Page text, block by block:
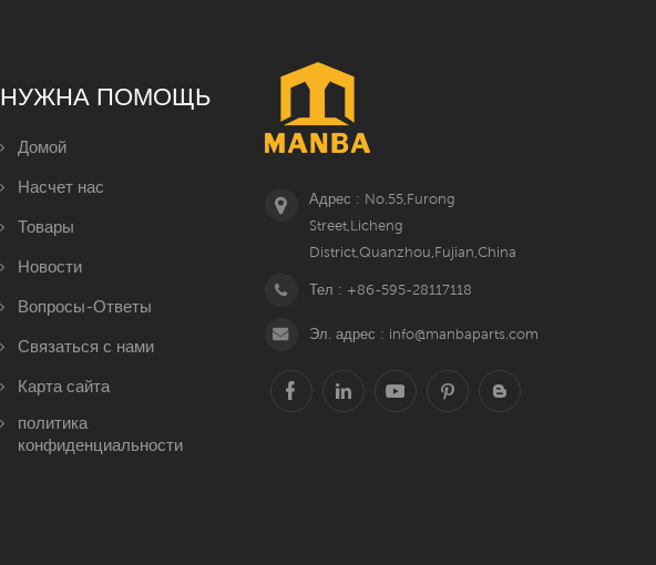
НУЖНА ПОМОЩЬ
Домой
Насчет нас
Товары
Новости
Вопросы-Ответы
Связаться с нами
Карта сайта
политика
конфиденциальности
Адрес : No.55,Furong
Street,Licheng
District,Quanzhou,Fujian,China
Тел : +86-595-28117118
Эл. адрес : info@manbaparts.com